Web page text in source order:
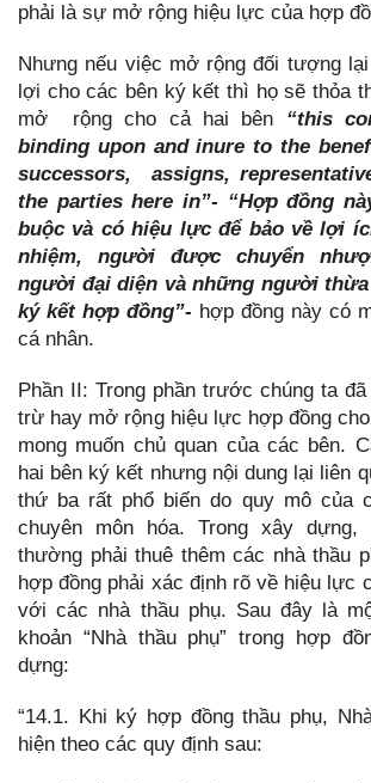
phải là sự mở rộng hiệu lực của hợp
Nhưng nếu việc mở rộng đối tượng
lợi cho các bên ký kết thì họ sẽ thỏa
mở rộng cho cả hai bên “this
binding upon and inure to the
successors, assigns,
the parties here in”- “Hợp đồng
buộc và có hiệu lực để bảo về lợi
nhiệm, người được chuyển
người đại diện và những người thừa
ký kết hợp đồng”- hợp đồng này có
cá nhân.
Phần II: Trong phần trước chúng ta
trừ hay mở rộng hiệu lực hợp đồng
mong muốn chủ quan của các bên.
hai bên ký kết nhưng nội dung lại liên
thứ ba rất phổ biến do quy mô của
chuyên môn hóa. Trong xây dựng,
thường phải thuê thêm các nhà thầu
hợp đồng phải xác định rõ về hiệu lực
với các nhà thầu phụ. Sau đây là
khoản “Nhà thầu phụ” trong hợp
dựng:
“14.1. Khi ký hợp đồng thầu phụ,
hiện theo các quy định sau: